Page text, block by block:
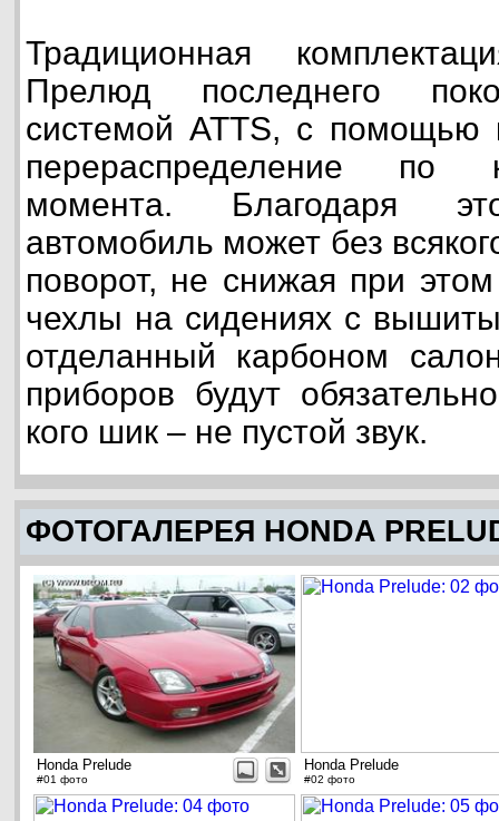
Традиционная
Прелюд последнего
системой ATTS, с помощью
перераспределение по
момента. Благодаря
автомобиль может без
поворот, не снижая при
чехлы на сидениях с
отделанный карбоном
приборов будут
кого шик – не пустой звук.
ФОТОГАЛЕРЕЯ HONDA
Honda Prelude
#01 фото
Honda Prelude
#02 фото